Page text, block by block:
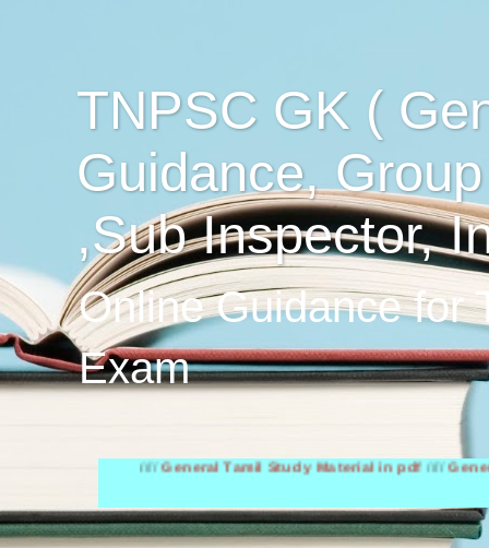
TNPSC GK (
Guidance,
,Sub Inspector,
Online Guidance for
Exam
General Tamil Study Material in pdf////General